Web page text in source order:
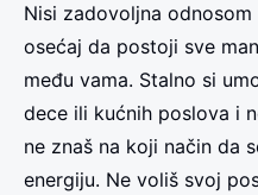
Nisi zadovoljna
osećaj da postoji sve
među vama. Stalno si
dece ili kućnih poslova i
ne znaš na koji način da
energiju. Ne voliš svoj